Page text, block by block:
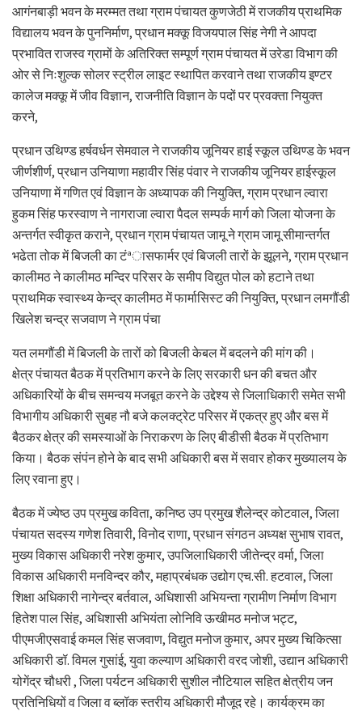
आगंनबाड़ी भवन के मरम्मत तथा ग्राम पंचायत कुणजेठी में राजकीय प्राथमिक
विद्यालय भवन के पुननिर्माण, प्रधान मक्कू विजयपाल सिंह नेगी ने आपदा
प्रभावित राजस्व ग्रामों के अतिरिक्त सम्पूर्ण ग्राम पंचायत में उरेडा विभाग की
ओर से निःशुल्क सोलर स्ट्रील लाइट स्थापित करवाने तथा राजकीय इण्टर
कालेज मक्कू में जीव विज्ञान, राजनीति विज्ञान के पदों पर प्रवक्ता नियुक्त
करने,
प्रधान उथिण्ड हर्षवर्धन सेमवाल ने राजकीय जूनियर हाई स्कूल उथिण्ड के भवन
जीर्णशीर्ण, प्रधान उनियाणा महावीर सिंह पंवार ने राजकीय जूनियर हाईस्कूल
उनियाणा में गणित एवं विज्ञान के अध्यापक की नियुक्ति, ग्राम प्रधान ल्वारा
हुकम सिंह फरस्वाण ने नागराजा ल्वारा पैदल सम्पर्क मार्ग को जिला योजना के
अन्तर्गत स्वीकृत कराने, प्रधान ग्राम पंचायत जामू ने ग्राम जामू सीमान्तर्गत
भढेता तोक में बिजली का टंªासफार्मर एवं बिजली तारों के झूलने, ग्राम प्रधान
कालीमठ ने कालीमठ मन्दिर परिसर के समीप विद्युत पोल को हटाने तथा
प्राथमिक स्वास्थ्य केन्द्र कालीमठ में फार्मासिस्ट की नियुक्ति, प्रधान लमगौंडी
खिलेश चन्द्र सजवाण ने ग्राम पंचा
यत लमगौंडी में बिजली के तारों को बिजली केबल में बदलने की मांग की।
क्षेत्र पंचायत बैठक में प्रतिभाग करने के लिए सरकारी धन की बचत और
अधिकारियों के बीच समन्वय मजबूत करने के उद्देश्य से जिलाधिकारी समेत सभी
विभागीय अधिकारी सुबह नौ बजे कलक्ट्रेट परिसर में एकत्र हुए और बस में
बैठकर क्षेत्र की समस्याओं के निराकरण के लिए बीडीसी बैठक में प्रतिभाग
किया। बैठक संपंन होने के बाद सभी अधिकारी बस में सवार होकर मुख्यालय के
लिए रवाना हुए।
बैठक में ज्येष्ठ उप प्रमुख कविता, कनिष्ठ उप प्रमुख शैलेन्द्र कोटवाल, जिला
पंचायत सदस्य गणेश तिवारी, विनोद राणा, प्रधान संगठन अध्यक्ष सुभाष रावत,
मुख्य विकास अधिकारी नरेश कुमार, उपजिलाधिकारी जीतेन्द्र वर्मा, जिला
विकास अधिकारी मनविन्दर कौर, महाप्रबंधक उद्योग एच.सी. हटवाल, जिला
शिक्षा अधिकारी नागेन्द्र बर्तवाल, अधिशासी अभियन्ता ग्रामीण निर्माण विभाग
हितेश पाल सिंह, अधिशासी अभियंता लोनिवि ऊखीमठ मनोज भट्ट,
पीएमजीएसवाई कमल सिंह सजवाण, विद्युत मनोज कुमार, अपर मुख्य चिकित्सा
अधिकारी डॉ. विमल गुसांई, युवा कल्याण अधिकारी वरद जोशी, उद्यान अधिकारी
योगेंद्र चौधरी , जिला पर्यटन अधिकारी सुशील नौटियाल सहित क्षेत्रीय जन
प्रतिनिधियों व जिला व ब्लॉक स्तरीय अधिकारी मौजूद रहे। कार्यक्रम का